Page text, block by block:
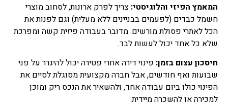
המאמץ הפיזי והלוגיסטי: צריך לפרק ארונות, לסחוב מוצרי
חשמל כבדים (לפעמים בבניינים ללא מעלית) וגם לפנות את
הכל לאתרי פסולת מורשים. מדובר בעבודה פיזית קשה ומפרכת
שלא כל אחד יכול לעשות לבד.
חיסכון עצום בזמן: פינוי דירה אחרי פטירה יכול להיגרר על פני
שבועות ואף חודשים, אבל חברה מקצועית מסוגלת לסיים את
הפינוי כולו ביום עבודה אחד, ולהשאיר את הנכס ריק ומוכן
למכירה או להשכרה מיידית.